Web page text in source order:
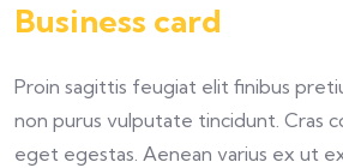
Business card
Proin sagittis feugiat elit finibus
non purus vulputate tincidunt. Cras
eget egestas. Aenean varius ex ut